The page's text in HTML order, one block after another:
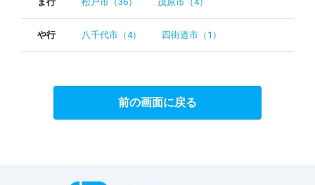
や行 八千代市（4） 四街道市（1）
前の画面に戻る